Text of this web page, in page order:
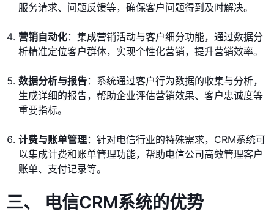
服务请求、问题反馈等，确保客户问题得到及时解决。
营销自动化：集成营销活动与客户细分功能，通过数据分
析精准定位客户群体，实现个性化营销，提升营销效率。
数据分析与报告：系统通过客户行为数据的收集与分析，
生成详细的报告，帮助企业评估营销效果、客户忠诚度等
重要指标。
计费与账单管理：针对电信行业的特殊需求，CRM系统可
以集成计费和账单管理功能，帮助电信公司高效管理客户
账单、支付记录等。
三、 电信CRM系统的优势